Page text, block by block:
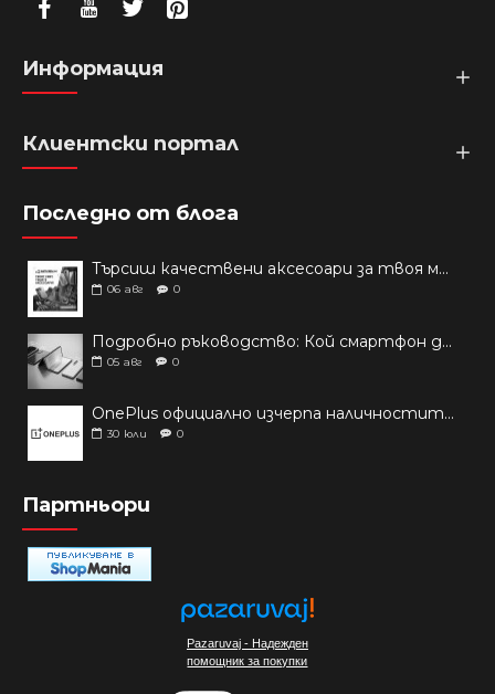
Информация
Клиентски портал
Последно от блога
Търсиш качествени аксесоари за твоя модел? Как правилно да защитим новия си смартфон: Ръководство за аксесоари през 2026 г.
06 авг 0
Подробно ръководство: Кой смартфон да купиш през 2026 г.?
05 авг 0
OnePlus официално изчерпа наличностите си от телефони на основни пазари
30 юли 0
Партньори
Pazaruvaj - Надежден
помощник за покупки